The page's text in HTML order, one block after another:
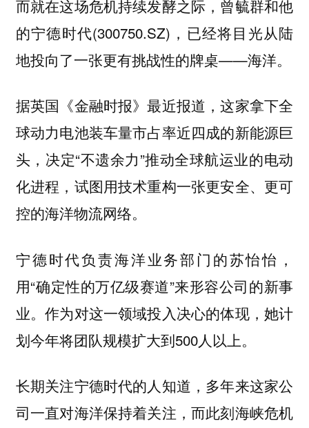
而就在这场危机持续发酵之际，曾毓群和他
的宁德时代(300750.SZ)，已经将目光从陆
地投向了一张更有挑战性的牌桌——海洋。
据英国《金融时报》最近报道，这家拿下全
球动力电池装车量市占率近四成的新能源巨
头，决定“不遗余力”推动全球航运业的电动
化进程，试图用技术重构一张更安全、更可
控的海洋物流网络。
宁德时代负责海洋业务部门的苏怡怡，
用“确定性的万亿级赛道”来形容公司的新事
业。作为对这一领域投入决心的体现，她计
划今年将团队规模扩大到500人以上。
长期关注宁德时代的人知道，多年来这家公
司一直对海洋保持着关注，而此刻海峡危机